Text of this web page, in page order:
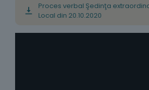
Proces verbal Şedinţa
Local din 20.10.2020